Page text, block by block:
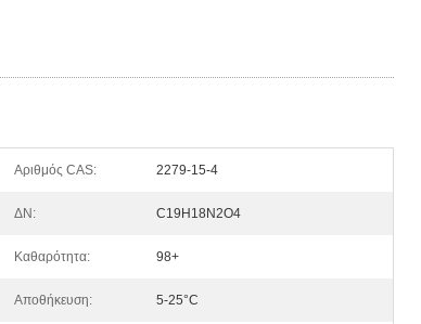
Αριθμός CAS: 2279-15-4
ΔΝ: C19H18N2O4
Καθαρότητα: 98+
Αποθήκευση: 5-25°C